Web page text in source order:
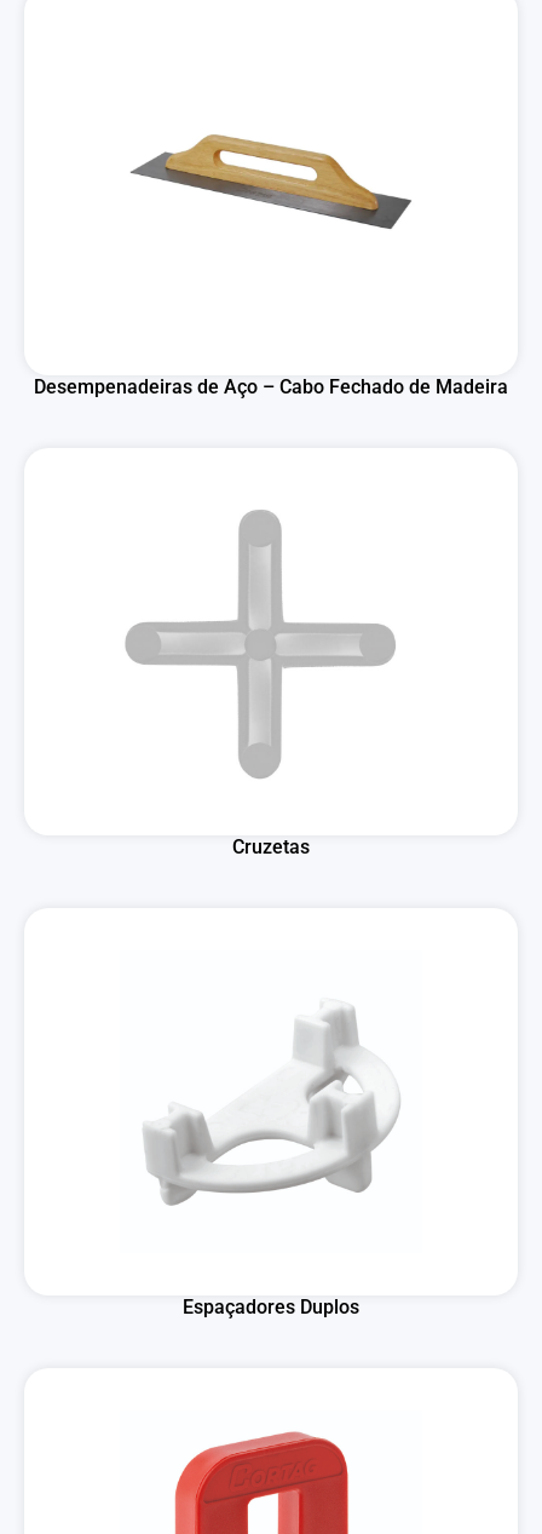
Desempenadeiras de Aço – Cabo Fechado de Madeira
Cruzetas
Espaçadores Duplos